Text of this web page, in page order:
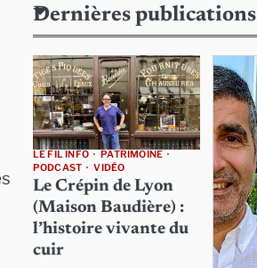
Dernières publications
LE FIL INFO
PATRIMOINE
PODCAST
VIDÉO
Le Crépin de Lyon
(Maison Baudière) :
l’histoire vivante du
cuir